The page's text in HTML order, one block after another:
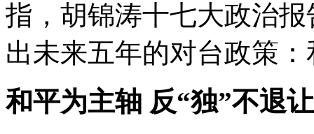
指，胡锦涛十七大政治
出未来五年的对台政策
和平为主轴 反“独”不退让